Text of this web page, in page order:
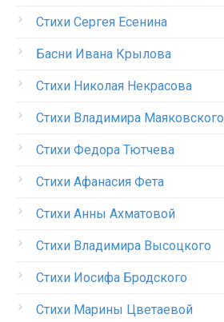
Стихи Сергея Есенина
Басни Ивана Крылова
Стихи Николая Некрасова
Стихи Владимира Маяковского
Стихи Федора Тютчева
Стихи Афанасия Фета
Стихи Анны Ахматовой
Стихи Владимира Высоцкого
Стихи Иосифа Бродского
Стихи Марины Цветаевой